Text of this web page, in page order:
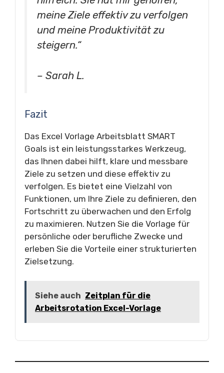
meine Ziele effektiv zu verfolgen
und meine Produktivität zu
steigern.“
– Sarah L.
Fazit
Das Excel Vorlage Arbeitsblatt SMART
Goals ist ein leistungsstarkes Werkzeug,
das Ihnen dabei hilft, klare und messbare
Ziele zu setzen und diese effektiv zu
verfolgen. Es bietet eine Vielzahl von
Funktionen, um Ihre Ziele zu definieren, den
Fortschritt zu überwachen und den Erfolg
zu maximieren. Nutzen Sie die Vorlage für
persönliche oder berufliche Zwecke und
erleben Sie die Vorteile einer strukturierten
Zielsetzung.
Siehe auch Zeitplan für die
Arbeitsrotation Excel-Vorlage